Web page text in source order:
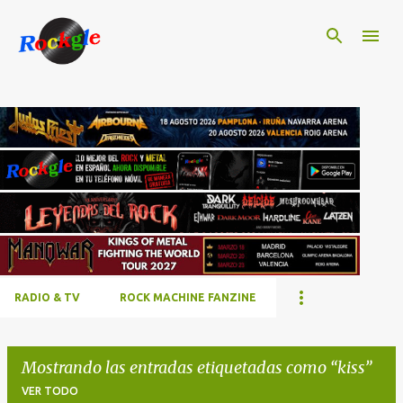
RADIO & TV ROCK MACHINE FANZINE
Mostrando las entradas etiquetadas como kiss
VER TODO